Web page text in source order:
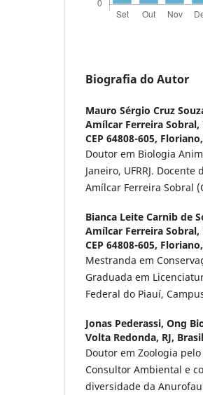
Biografia do Autor
Mauro Sérgio Cruz
Amílcar Ferreira
CEP 64808-605,
Doutor em Biologia
Janeiro, UFRRJ.
Amílcar Ferreira Sobral
Bianca Leite Carnib de
Amílcar Ferreira
CEP 64808-605,
Mestranda em
Graduada em
Federal do Piauí,
Jonas Pederassi, Ong
Volta Redonda, RJ,
Doutor em Zoologia pelo
Consultor Ambiental e
diversidade da